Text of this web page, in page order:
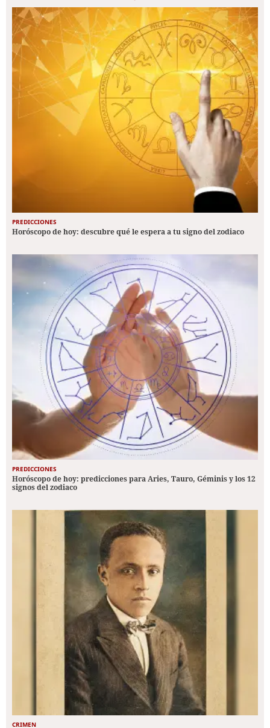
PREDICCIONES
Horóscopo de hoy: descubre qué le espera a tu signo del zodiaco
PREDICCIONES
Horóscopo de hoy: predicciones para Aries, Tauro, Géminis y los 12
signos del zodiaco
CRIMEN